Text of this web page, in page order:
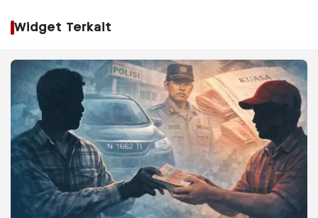
Widget Terkait